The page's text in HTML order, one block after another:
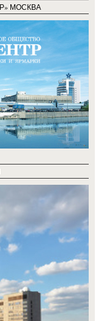
МОСКВА